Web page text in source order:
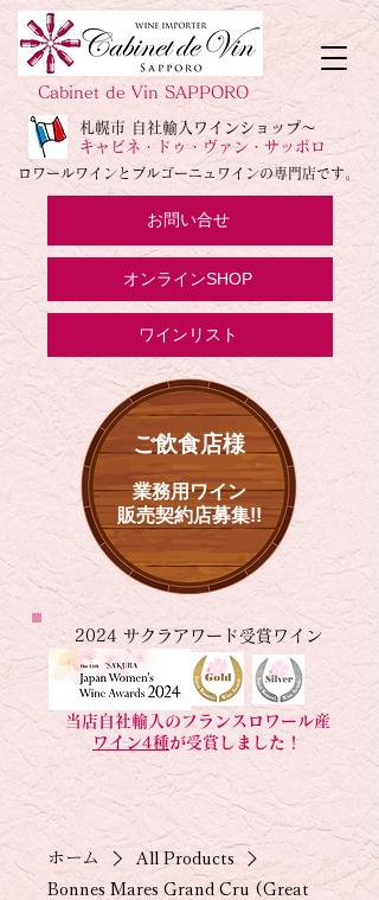
2024 サクラアワード受賞ワイン
当店自社輸入のフランスロワール産
ワイン4種が受賞しました！
札幌市 自社輸入ワインショップ～
キャビネ・ドゥ・ヴァン・サッポロ
ロワールワインとブルゴーニュワインの専門店です。
Cabinet de Vin SAPPORO
お問い合せ
ご飲食店様
業務用ワイン
販売契約店募集!!
オンラインSHOP
ワインリスト
ホーム
All Products
Bonnes Mares Grand Cru (Great